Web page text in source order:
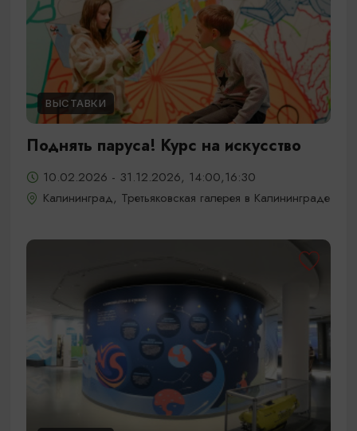
ВЫСТАВКИ
Поднять паруса! Курс на искусство
10.02.2026 - 31.12.2026, 14:00,16:30
Калининград, Третьяковская галерея в Калининграде